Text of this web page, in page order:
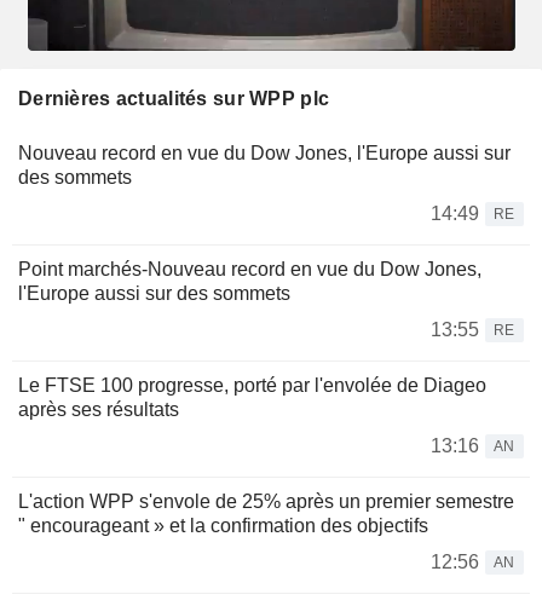
Dernières actualités sur WPP plc
Nouveau record en vue du Dow Jones, l'Europe aussi sur
des sommets
14:49
RE
Point marchés-Nouveau record en vue du Dow Jones,
l'Europe aussi sur des sommets
13:55
RE
Le FTSE 100 progresse, porté par l'envolée de Diageo
après ses résultats
13:16
AN
L'action WPP s'envole de 25% après un premier semestre
" encourageant » et la confirmation des objectifs
12:56
AN